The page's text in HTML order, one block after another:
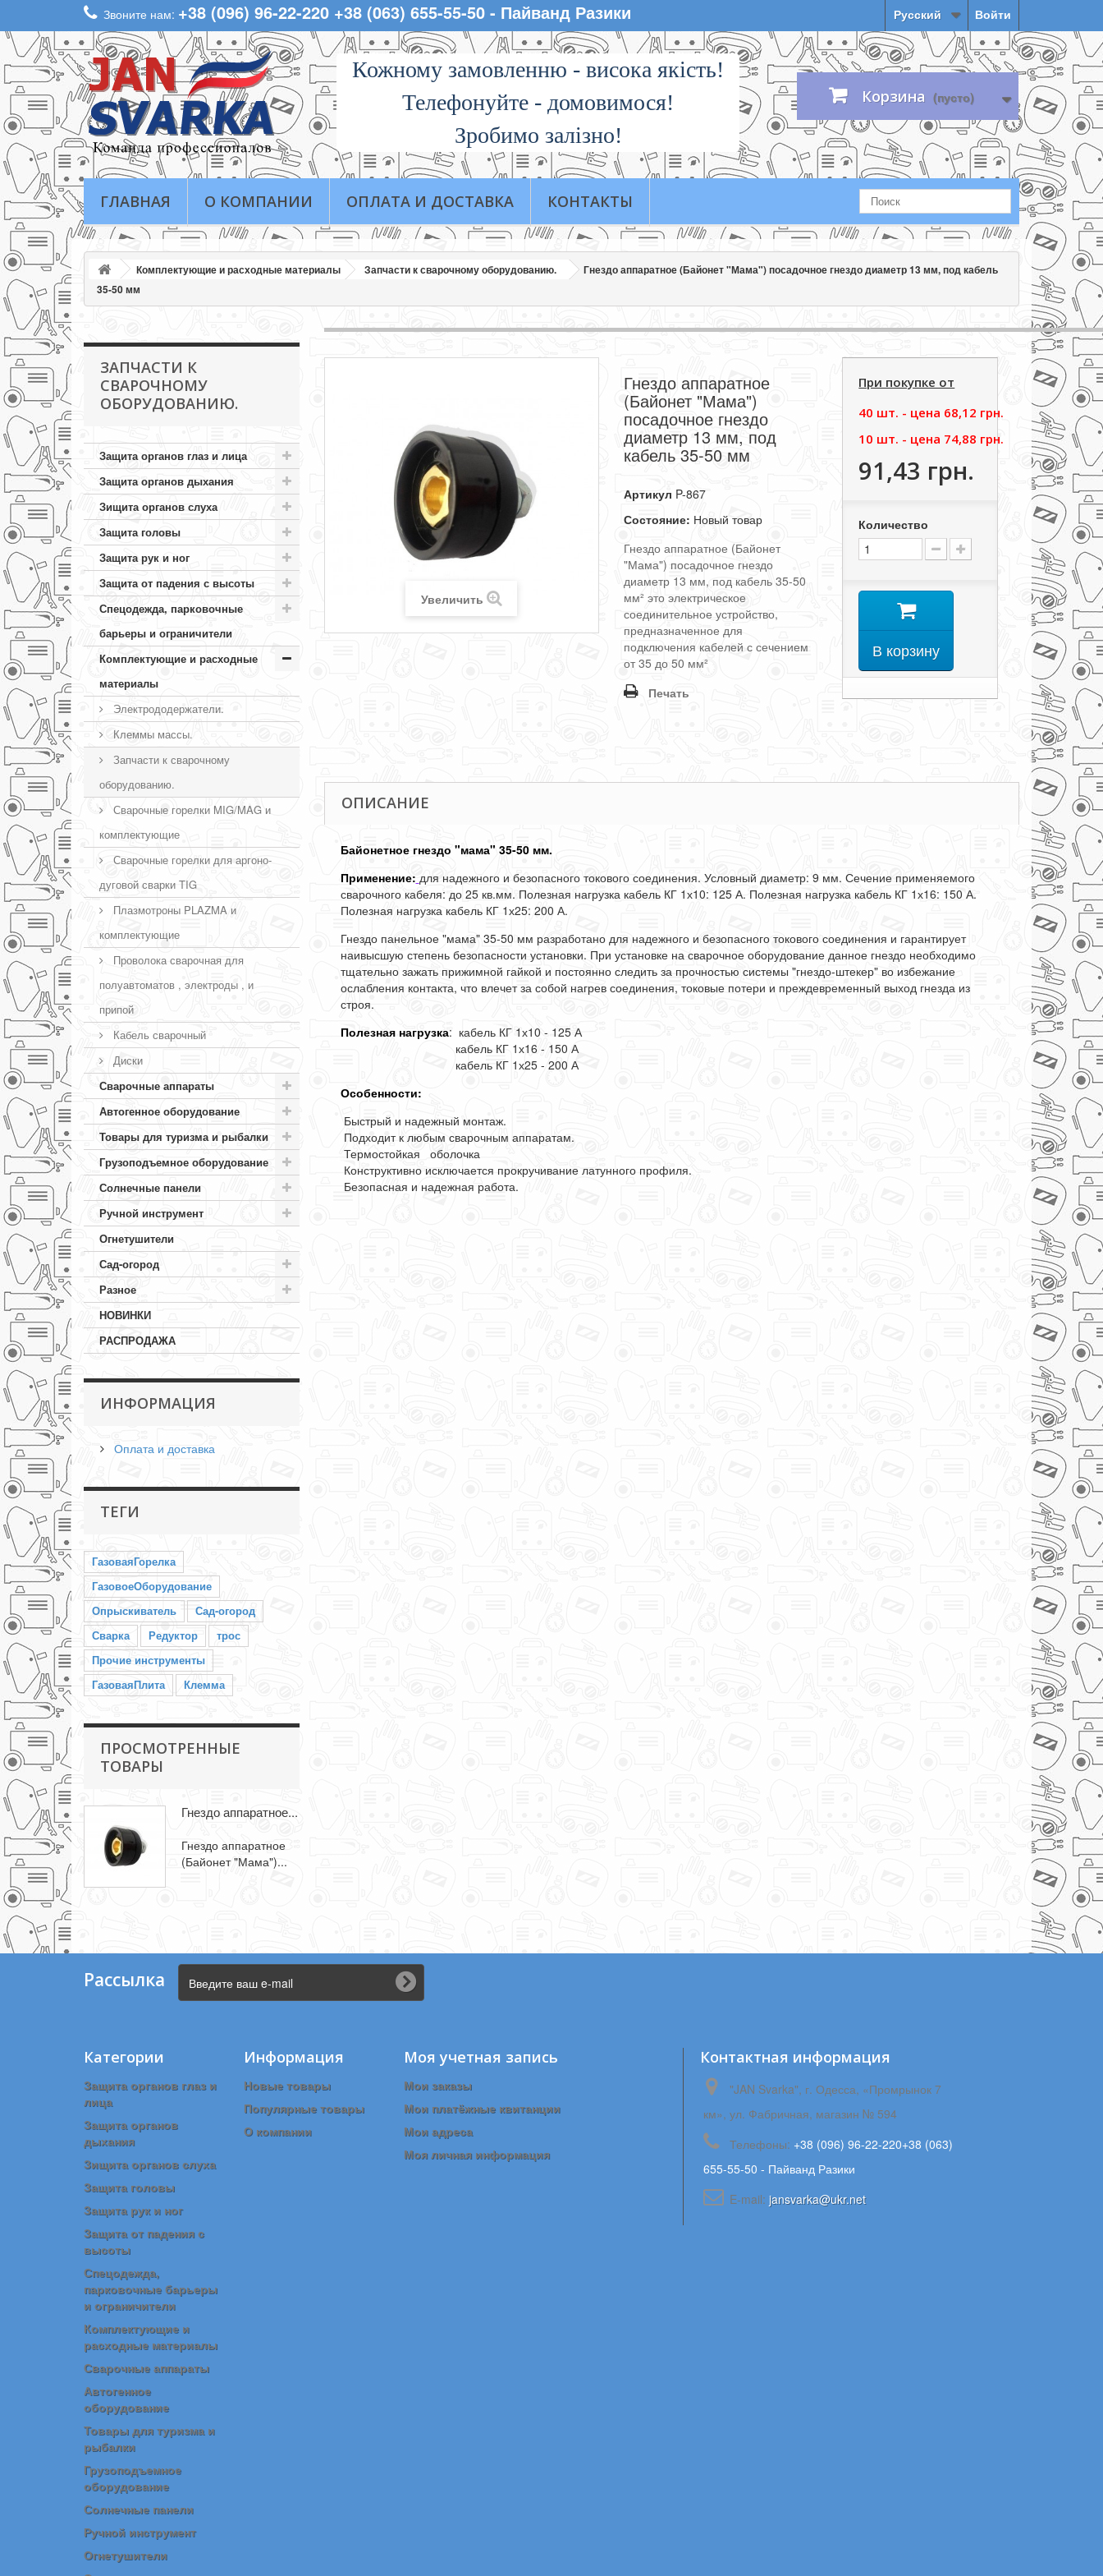
Войти
Русский
Звоните нам: +38 (096) 96-22-220 +38 (063) 655-55-50 - Пайванд Разики
Кожному замовленню - висока якiсть!
Телефонуйте - домовимося!
Зробимо залізно!
Корзина (пусто)
ГЛАВНАЯ О КОМПАНИИ ОПЛАТА И ДОСТАВКА КОНТАКТЫ
Комплектующие и расходные материалы Запчасти к сварочному оборудованию.
Гнездо аппаратное (Байонет "Мама") посадочное гнездо диаметр 13 мм, под кабель
35-50 мм
ЗАПЧАСТИ К
СВАРОЧНОМУ
ОБОРУДОВАНИЮ.
Защита органов глаз и лица
Защита органов дыхания
Зищита органов слуха
Защита головы
Защита рук и ног
Защита от падения с высоты
Спецодежда, парковочные
барьеры и ограничители
Комплектующие и расходные
материалы
Электрододержатели.
Клеммы массы.
Запчасти к сварочному
оборудованию.
Сварочные горелки MIG/MAG и
комплектующие
Сварочные горелки для аргоно-
дуговой сварки TIG
Плазмотроны PLAZMA и
комплектующие
Проволока сварочная для
полуавтоматов , электроды , и
припой
Кабель сварочный
Диски
Сварочные аппараты
Автогенное оборудование
Товары для туризма и рыбалки
Грузоподъемное оборудование
Солнечные панели
Ручной инструмент
Огнетушители
Сад-огород
Разное
НОВИНКИ
РАСПРОДАЖА
ИНФОРМАЦИЯ
Оплата и доставка
ТЕГИ
ГазоваяГорелка
ГазовоеОборудование
Опрыскиватель
Сад-огород
Сварка
Редуктор
трос
Прочие инструменты
ГазоваяПлита
Клемма
ПРОСМОТРЕННЫЕ
ТОВАРЫ
Гнездо аппаратное...
Гнездо аппаратное
(Байонет "Мама")...
Увеличить
Гнездо аппаратное
(Байонет "Мама")
посадочное гнездо
диаметр 13 мм, под
кабель 35-50 мм
Артикул P-867
Состояние: Новый товар
Гнездо аппаратное (Байонет
"Мама") посадочное гнездо
диаметр 13 мм, под кабель 35-50
мм² это электрическое
соединительное устройство,
предназначенное для
подключения кабелей с сечением
от 35 до 50 мм²
Печать
При покупке от
40 шт. - цена 68,12 грн.
10 шт. - цена 74,88 грн.
91,43 грн.
Количество
В корзину
ОПИСАНИЕ
Байонетное гнездо "мама" 35-50 мм.
Применение: для надежного и безопасного токового соединения. Условный диаметр: 9 мм. Сечение применяемого
сварочного кабеля: до 25 кв.мм. Полезная нагрузка кабель КГ 1х10: 125 А. Полезная нагрузка кабель КГ 1х16: 150 А.
Полезная нагрузка кабель КГ 1х25: 200 А.
Гнездо панельное "мама" 35-50 мм разработано для надежного и безопасного токового соединения и гарантирует
наивысшую степень безопасности установки. При установке на сварочное оборудование данное гнездо необходимо
тщательно зажать прижимной гайкой и постоянно следить за прочностью системы "гнездо-штекер" во избежание
ослабления контакта, что влечет за собой нагрев соединения, токовые потери и преждевременный выход гнезда из
строя.
Полезная нагрузка: кабель КГ 1х10 - 125 А
кабель КГ 1х16 - 150 А
кабель КГ 1х25 - 200 А
Особенности:
Быстрый и надежный монтаж.
Подходит к любым сварочным аппаратам.
Термостойкая оболочка
Конструктивно исключается прокручивание латунного профиля.
Безопасная и надежная работа.
Рассылка
Категории
Защита органов глаз и
лица
Защита органов
дыхания
Зищита органов слуха
Защита головы
Защита рук и ног
Защита от падения с
высоты
Спецодежда,
парковочные барьеры
и ограничители
Комплектующие и
расходные материалы
Сварочные аппараты
Автогенное
оборудование
Товары для туризма и
рыбалки
Грузоподъемное
оборудование
Солнечные панели
Ручной инструмент
Огнетушители
Информация
Новые товары
Популярные товары
О компании
Моя учетная запись
Мои заказы
Мои платёжные квитанции
Мои адреса
Моя личная информация
Контактная информация
"JAN Svarka", г. Одесса, «Промрынок 7
км», ул. Фабричная, магазин № 594
Телефоны: +38 (096) 96-22-220+38 (063)
655-55-50 - Пайванд Разики
E-mail: jansvarka@ukr.net